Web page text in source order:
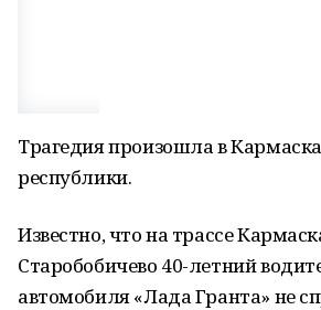
Трагедия произошла в
республики.
Известно, что на трассе
Старобобичево 40-летний
автомобиля «Лада Гранта» не